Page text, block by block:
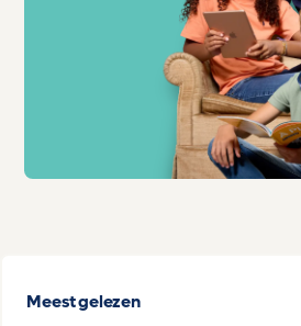
Meest gelezen